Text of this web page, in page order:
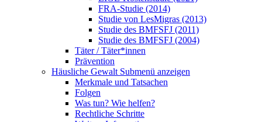
FRA-Studie (2014)
Studie von LesMigras (2013)
Studie des BMFSFJ (2011)
Studie des BMFSFJ (2004)
Täter / Täter*innen
Prävention
Häusliche Gewalt Submenü anzeigen
Merkmale und Tatsachen
Folgen
Was tun? Wie helfen?
Rechtliche Schritte